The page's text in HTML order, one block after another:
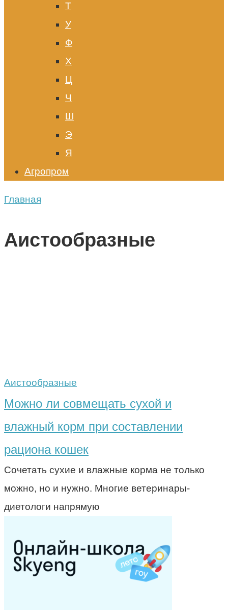
Т
У
Ф
Х
Ц
Ч
Ш
Э
Я
Агропром
Главная
Аистообразные
Аистообразные
Можно ли совмещать сухой и
влажный корм при составлении
рациона кошек
Сочетать сухие и влажные корма не только
можно, но и нужно. Многие ветеринары-
диетологи напрямую